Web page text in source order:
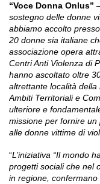
“Voce Donna Onlus”
sostegno delle donne
abbiamo accolto
20 donne sia italiane
associazione opera
Centri Anti Violenza di
hanno ascoltato oltre
altrettante località
Ambiti Territoriali e
ulteriore e
missione per fornire un
alle donne vittime di
“L’iniziativa “Il mondo
progetti sociali che nel
in regione,